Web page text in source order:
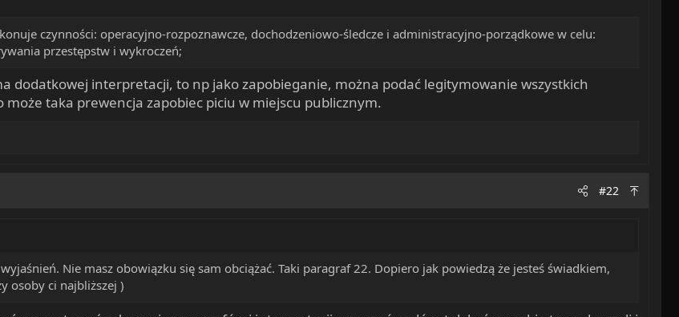
czynności: operacyjno-rozpoznawcze, dochodzeniowo-śledcze i administracyjno-porządkowe w celu:
przestępstw i wykroczeń;
dodatkowej interpretacji, to np jako zapobieganie, można podać legitymowanie wszystkich
może taka prewencja zapobiec piciu w miejscu publicznym.
#22
Nie masz obowiązku się sam obciążać. Taki paragraf 22. Dopiero jak powiedzą że jesteś świadkiem,
osoby ci najbliższej )